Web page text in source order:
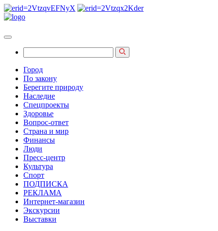
Город
По закону
Берегите природу
Наследие
Спецпроекты
Здоровье
Вопрос-ответ
Страна и мир
Финансы
Люди
Пресс-центр
Культура
Спорт
ПОДПИСКА
РЕКЛАМА
Интернет-магазин
Экскурсии
Выставки